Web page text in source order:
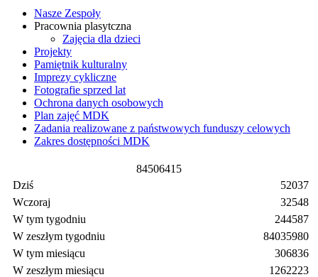
Nasze Zespoły
Pracownia plasytczna
Zajęcia dla dzieci
Projekty
Pamiętnik kulturalny
Imprezy cykliczne
Fotografie sprzed lat
Ochrona danych osobowych
Plan zajęć MDK
Zadania realizowane z państwowych funduszy celowych
Zakres dostępności MDK
8450641 5
Dziś
Wczoraj
W tym tygodniu
W zeszłym tygodniu
W tym miesiącu
W zeszłym miesiącu
52037
32548
244587
84035980
306836
1262223